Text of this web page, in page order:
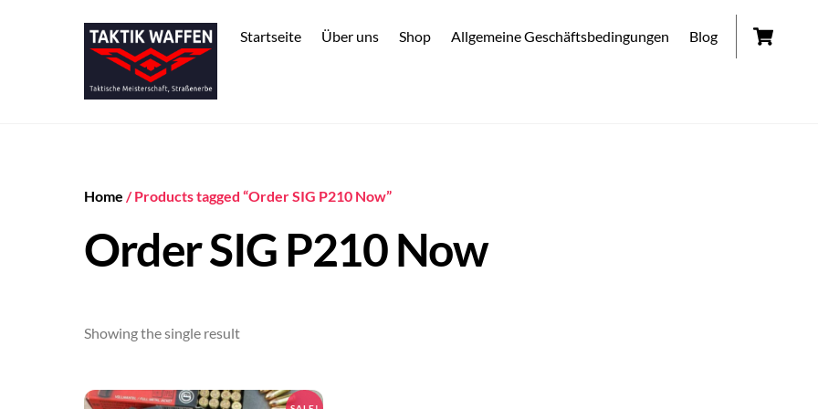
Startseite Über uns Shop Allgemeine Geschäftsbedingungen Blog
Home / Products tagged “Order SIG P210 Now”
Order SIG P210 Now
Showing the single result